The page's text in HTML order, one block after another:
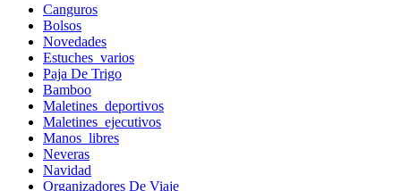
Canguros
Bolsos
Novedades
Estuches_varios
Paja De Trigo
Bamboo
Maletines_deportivos
Maletines_ejecutivos
Manos_libres
Neveras
Navidad
Organizadores De Viaje